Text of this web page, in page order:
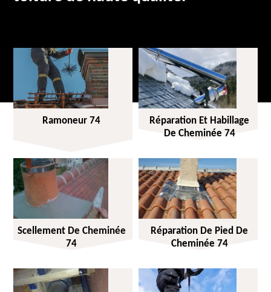
Ramoneur 74
Réparation Et Habillage
De Cheminée 74
Scellement De Cheminée
74
Réparation De Pied De
Cheminée 74